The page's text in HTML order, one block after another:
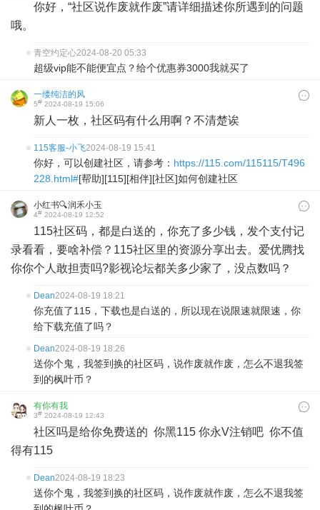
你好，“社区说作废就作废”请详细描述你所遇到的问题
哦。
青空约定心2024-08-20 05:33
超级vip能不能便宜点？给个优惠券3000我就买了
一缕纯洁的风
5# 2024-08-19 15:06
新人一枚，社区码有什么用啊？不清楚诶
115客服-小飞2024-08-19 15:41
你好，可以创建社区，请参考： https://115.com/115115/T496
228.html#[帮助][115][相伴][社区]如何创建社区
小红书🔍润禾小玉
4# 2024-08-19 12:52
115社区码，都是白送的，你充了多少钱，发个支付记
录看看，要啥补偿？115社区里的资源分享出去。爱优腾找
你你个人敢担责吗?影视论坛都关多少家了，没点数吗？
Dean2024-08-19 18:21
你充值了115，下载也是白送的，所以现在说限速就限速，你
给下载充值了吗？
Dean2024-08-19 18:26
送你个鬼，我签到换的社区码，说作废就作废，怎么不退我签
到的枫叶币？
有你有我
3# 2024-08-19 12:43
社区吗是给你免费送的 你黑115 你永V注销吧 你不值
得有115
Dean2024-08-19 18:23
送你个鬼，我签到换的社区码，说作废就作废，怎么不退我签